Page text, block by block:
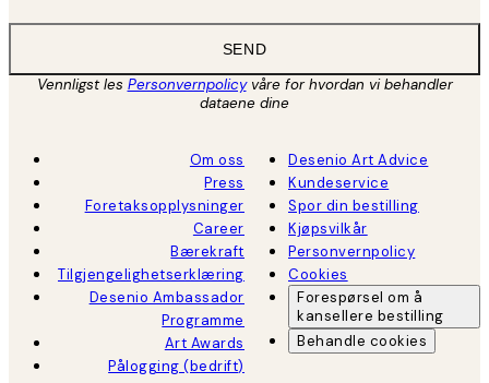
SEND
Vennligst les Personvernpolicyvåre for hvordan vi behandler
dataene dine
Om oss
Press
Foretaksopplysninger
Career
Bærekraft
Tilgjengelighetserklæring
Desenio Ambassador
Programme
Art Awards
Pålogging (bedrift)
Desenio Art Advice
Kundeservice
Spor din bestilling
Kjøpsvilkår
Personvernpolicy
Cookies
Forespørsel om å
kansellere bestilling
Behandle cookies